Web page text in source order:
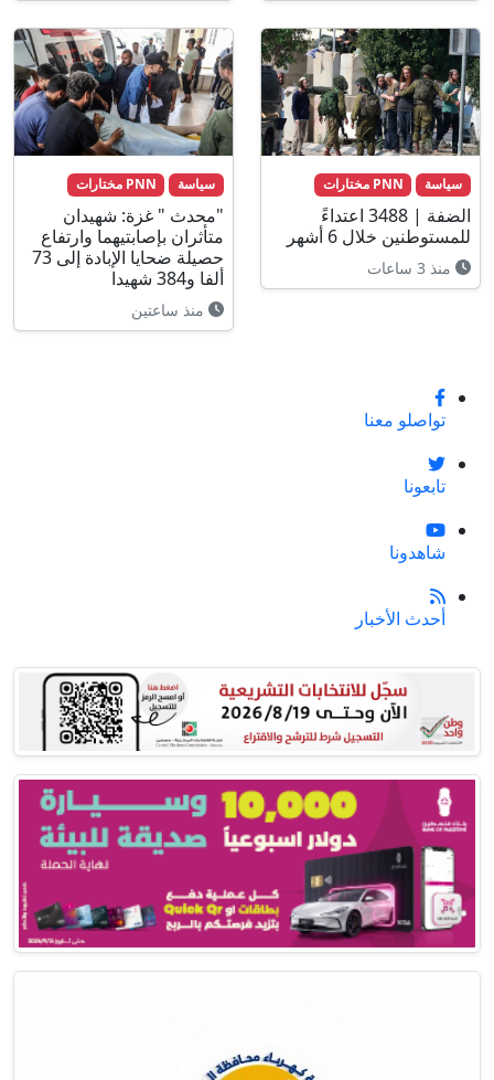
سياسة PNN مختارات
الضفة | 3488 اعتداءً
للمستوطنين خلال 6 أشهر
منذ 3 ساعات
سياسة PNN مختارات
"محدث " غزة: شهيدان
متأثران بإصابتيهما وارتفاع
حصيلة ضحايا الإبادة إلى 73
ألفا و384 شهيدا
منذ ساعتين
تواصلو معنا
تابعونا
شاهدونا
أحدث الأخبار